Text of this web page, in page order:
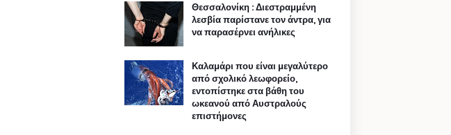
Θεσσαλονίκη : Διεστραμμένη
λεσβία παρίστανε τον άντρα, για
να παρασέρνει ανήλικες
Καλαμάρι που είναι μεγαλύτερο
από σχολικό λεωφορείο,
εντοπίστηκε στα βάθη του
ωκεανού από Αυστραλούς
επιστήμονες